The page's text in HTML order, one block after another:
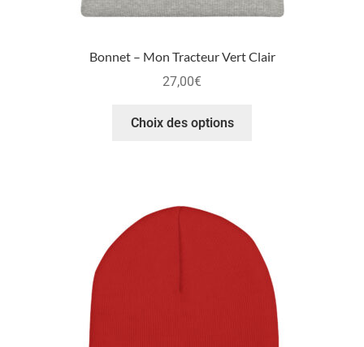
Bonnet – Mon Tracteur Vert Clair
27,00€
Choix des options